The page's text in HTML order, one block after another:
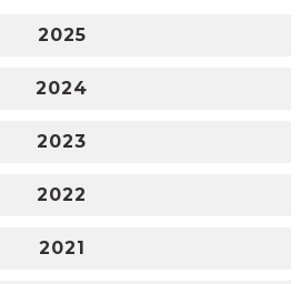
2025
2024
2023
2022
2021